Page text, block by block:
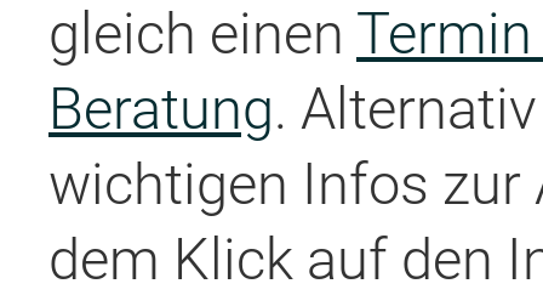
gleich einen
Beratung.
wichtigen Infos zur
dem Klick auf den